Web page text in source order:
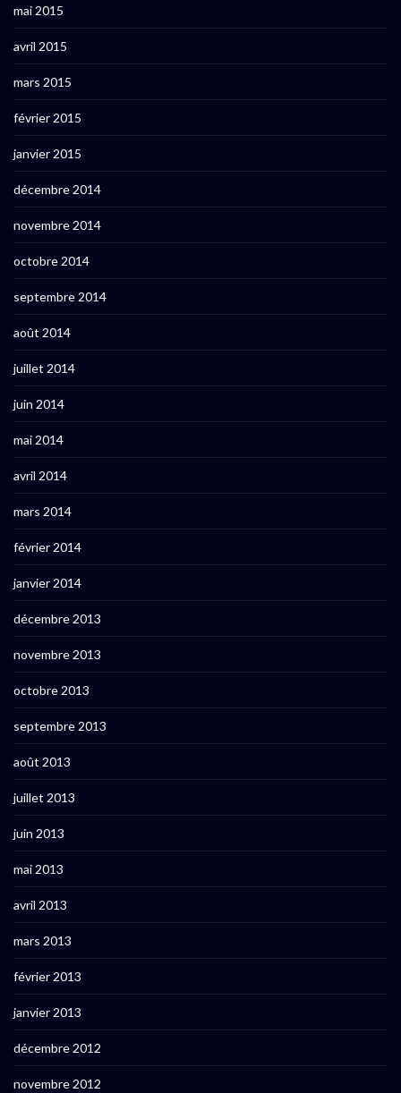
mai 2015
avril 2015
mars 2015
février 2015
janvier 2015
décembre 2014
novembre 2014
octobre 2014
septembre 2014
août 2014
juillet 2014
juin 2014
mai 2014
avril 2014
mars 2014
février 2014
janvier 2014
décembre 2013
novembre 2013
octobre 2013
septembre 2013
août 2013
juillet 2013
juin 2013
mai 2013
avril 2013
mars 2013
février 2013
janvier 2013
décembre 2012
novembre 2012